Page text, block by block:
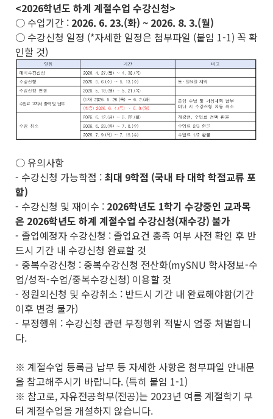
<2026학년도 하계 계절수업 수강신청>
○ 수업기간 : 2026. 6. 23.(화) ~ 2026. 8. 3.(월)
○ 수강신청 일정 (*자세한 일정은 첨부파일 (붙임 1-1) 꼭 확
인할 것)
○ 유의사항
- 수강신청 가능학점 : 최대 9학점 (국내 타 대학 학점교류 포
함)
- 수강신청 및 재이수 : 2026학년도 1학기 수강중인 교과목
은 2026학년도 하계 계절수업 수강신청(재수강) 불가
- 졸업예정자 수강신청 : 졸업요건 충족 여부 사전 확인 후 반
드시 기간 내 수강신청 완료할 것
- 중복수강신청 : 중복수강신청 전산화(mySNU 학사정보-수
업/성적-수업/중복수강신청) 이용할 것
- 정원외신청 및 수강취소 : 반드시 기간 내 완료해야함(기간
이후 변경 불가)
- 부정행위 : 수강신청 관련 부정행위 적발시 엄중 처벌합니
다.
※ 계절수업 등록금 납부 등 자세한 사항은 첨부파일 안내문
을 참고해주시기 바랍니다. (특히 붙임 1-1)
※ 참고로, 자유전공학부(전공)는 2023년 여름 계절학기 부
터 계절수업을 개설하지 않습니다.